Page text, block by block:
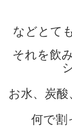
などとて
それを飲
お水、炭
何で割